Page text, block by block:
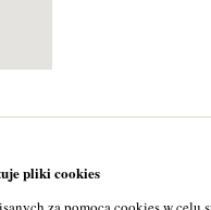
pliki cookies